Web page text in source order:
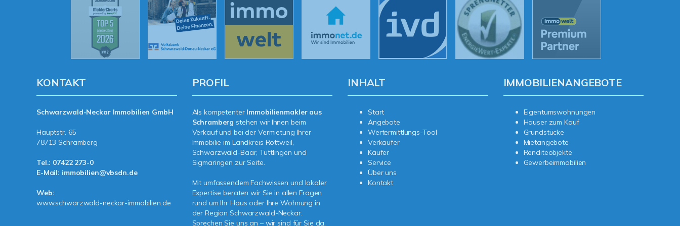
KONTAKT
Schwarzwald-Neckar Immobilien GmbH
Hauptstr. 65
78713 Schramberg
Tel.: 07422 273-0
E-Mail: immobilien@vbsdn.de
Web:
www.schwarzwald-neckar-immobilien.de
PROFIL
Als kompetenter Immobilienmakler aus
Schramberg stehen wir Ihnen beim
Verkauf und bei der Vermietung Ihrer
Immobilie im Landkreis Rottweil,
Schwarzwald-Baar, Tuttlingen und
Sigmaringen zur Seite.
Mit umfassendem Fachwissen und lokaler
Expertise beraten wir Sie in allen Fragen
rund um Ihr Haus oder Ihre Wohnung in
der Region Schwarzwald-Neckar.
Sprechen Sie uns an – wir sind für Sie da.
INHALT
Start
Angebote
Wertermittlungs-Tool
Verkäufer
Käufer
Service
Über uns
Kontakt
IMMOBILIENANGEBOTE
Eigentumswohnungen
Häuser zum Kauf
Grundstücke
Mietangebote
Renditeobjekte
Gewerbeimmobilien